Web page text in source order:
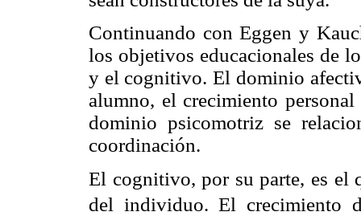
Continuando con Eggen y
los objetivos educacionales de
y el cognitivo. El dominio
alumno, el crecimiento
dominio psicomotriz se
coordinación.
El cognitivo, por su parte, es el
del individuo. El crecimiento